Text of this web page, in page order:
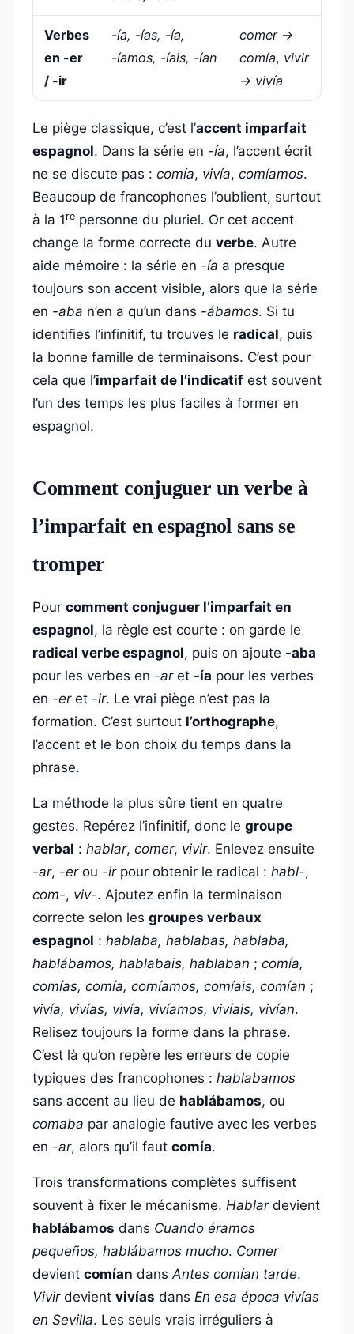
Verbes
en -er
/ -ir
-ía, -ías, -ía,
-íamos, -íais, -ían
comer →
comía, vivir
→ vivía
Le piège classique, c’est l’accent imparfait
espagnol. Dans la série en -ía, l’accent écrit
ne se discute pas : comía, vivía, comíamos.
Beaucoup de francophones l’oublient, surtout
à la 1 re personne du pluriel. Or cet accent
change la forme correcte du verbe. Autre
aide mémoire : la série en -ía a presque
toujours son accent visible, alors que la série
en -aba n’en a qu’un dans -ábamos. Si tu
identifies l’infinitif, tu trouves le radical, puis
la bonne famille de terminaisons. C’est pour
cela que l’imparfait de l’indicatif est souvent
l’un des temps les plus faciles à former en
espagnol.
Comment conjuguer un verbe à
l’imparfait en espagnol sans se
tromper
Pour comment conjuguer l’imparfait en
espagnol, la règle est courte : on garde le
radical verbe espagnol, puis on ajoute -aba
pour les verbes en -aret -ía pour les verbes
en -eret -ir. Le vrai piège n’est pas la
formation. C’est surtout l’orthographe,
l’accent et le bon choix du temps dans la
phrase.
La méthode la plus sûre tient en quatre
gestes. Repérez l’infinitif, donc le groupe
verbal : hablar, comer, vivir. Enlevez ensuite
-ar, -erou -irpour obtenir le radical : habl-,
com-, viv-. Ajoutez enfin la terminaison
correcte selon les groupes verbaux
espagnol : hablaba, hablabas, hablaba,
hablábamos, hablabais, hablaban ; comía,
comías, comía, comíamos, comíais, comían ;
vivía, vivías, vivía, vivíamos, vivíais, vivían.
Relisez toujours la forme dans la phrase.
C’est là qu’on repère les erreurs de copie
typiques des francophones : hablabamos
sans accent au lieu de hablábamos, ou
comaba par analogie fautive avec les verbes
en -ar, alors qu’il faut comía.
Trois transformations complètes suffisent
souvent à fixer le mécanisme. Hablardevient
hablábamos dans Cuando éramos
pequeños, hablábamos mucho. Comer
devient comían dansAntes comían tarde.
Vivirdevient vivías dans En esa época vivías
en Sevilla. Les seuls vrais irréguliers à